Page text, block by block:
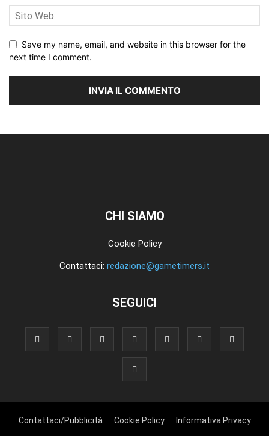
Save my name, email, and website in this browser for the
next time I comment.
CHI SIAMO
Cookie Policy
Contattaci: redazione@gametimers.it
SEGUICI
Contattaci/Pubblicità Cookie Policy Informativa Privacy